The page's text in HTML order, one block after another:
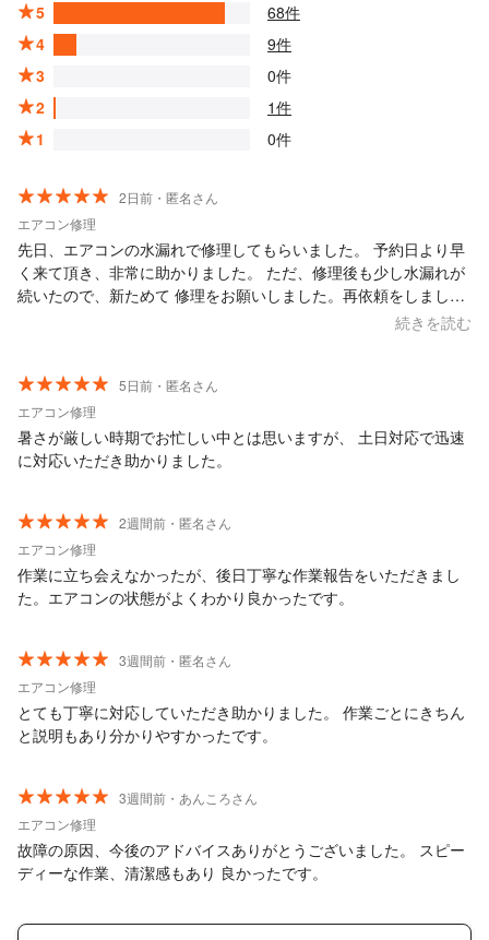
5
68件
4
9件
3
0件
2
1件
1
0件
2日前・匿名さん
エアコン修理
先日、エアコンの水漏れで修理してもらいました。 予約日より早
く来て頂き、非常に助かりました。 ただ、修理後も少し水漏れが
続いたので、新ためて 修理をお願いしました。再依頼をしました
ら その日の来て頂き、再度見てもらうと、左側の下が 少しひび割
に満足しております。 信頼出来る業者さんです。
続きを読む
5日前・匿名さん
エアコン修理
暑さが厳しい時期でお忙しい中とは思いますが、 土日対応で迅速
に対応いただき助かりました。
2週間前・匿名さん
エアコン修理
作業に立ち会えなかったが、後日丁寧な作業報告をいただきまし
た。エアコンの状態がよくわかり良かったです。
3週間前・匿名さん
エアコン修理
とても丁寧に対応していただき助かりました。 作業ごとにきちん
と説明もあり分かりやすかったです。
3週間前・あんころさん
エアコン修理
故障の原因、今後のアドバイスありがとうございました。 スピー
ディーな作業、清潔感もあり 良かったです。